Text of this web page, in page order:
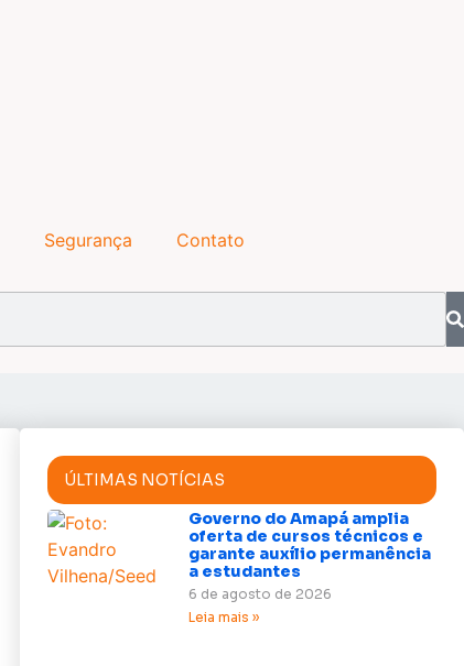
Segurança Contato
ÚLTIMAS NOTÍCIAS
Governo do Amapá amplia
oferta de cursos técnicos e
garante auxílio permanência
a estudantes
6 de agosto de 2026
Leia mais »